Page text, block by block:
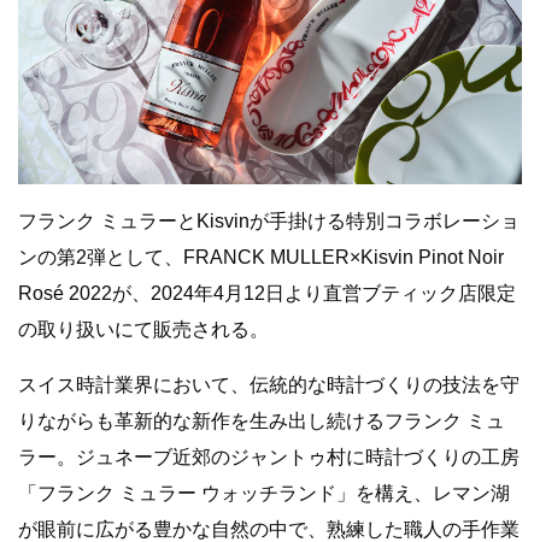
フランク ミュラーとKisvinが手掛ける特別コラボレーショ
ンの第2弾として、FRANCK MULLER×Kisvin Pinot Noir
Rosé 2022が、2024年4月12日より直営ブティック店限定
の取り扱いにて販売される。
スイス時計業界において、伝統的な時計づくりの技法を守
りながらも革新的な新作を生み出し続けるフランク ミュ
ラー。ジュネーブ近郊のジャントゥ村に時計づくりの工房
「フランク ミュラー ウォッチランド」を構え、レマン湖
が眼前に広がる豊かな自然の中で、熟練した職人の手作業